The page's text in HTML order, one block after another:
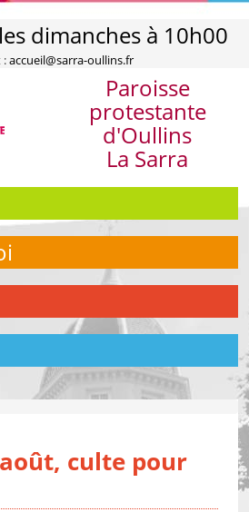
les dimanches à 10h00
:accueil@sarra-oullins.fr
Paroisse
protestante
d'Oullins
La Sarra
culte pour